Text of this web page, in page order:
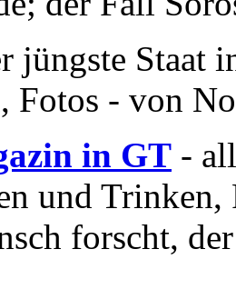
jüngste Staat
Fotos - von
in GT -
und
forscht,